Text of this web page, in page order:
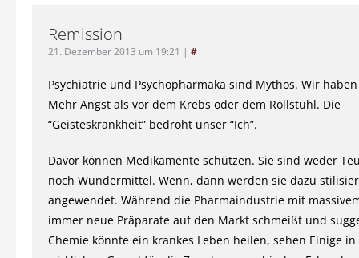
Remission
21. Dezember 2013 um 19:21 | #
Psychiatrie und Psychopharmaka sind Mythos. Wir
Mehr Angst als vor dem Krebs oder dem Rollstuhl. Die
“Geisteskrankheit” bedroht unser “Ich”.
Davor können Medikamente schützen. Sie sind weder
noch Wundermittel. Wenn, dann werden sie dazu
angewendet. Während die Pharmaindustrie mit
immer neue Präparate auf den Markt schmeißt und
Chemie könnte ein krankes Leben heilen, sehen Einige